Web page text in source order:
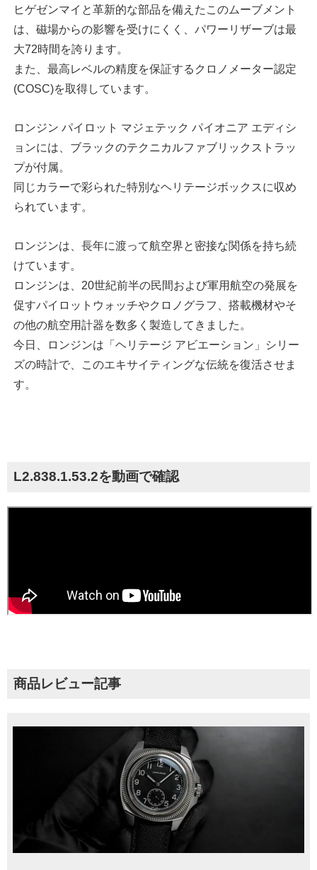
ヒゲゼンマイと革新的な部品を備えたこのムーブメント
は、磁場からの影響を受けにくく、パワーリザーブは最
大72時間を誇ります。
また、最高レベルの精度を保証するクロノメーター認定
(COSC)を取得しています。
ロンジン パイロット マジェテック パイオニア エディシ
ョンには、ブラックのテクニカルファブリックストラッ
プが付属。
同じカラーで彩られた特別なヘリテージボックスに収め
られています。
ロンジンは、長年に渡って航空界と密接な関係を持ち続
けています。
ロンジンは、20世紀前半の民間および軍用航空の発展を
促すパイロットウォッチやクロノグラフ、搭載機材やそ
の他の航空用計器を数多く製造してきました。
今日、ロンジンは「ヘリテージ アビエーション」シリー
ズの時計で、このエキサイティングな伝統を復活させま
す。
L2.838.1.53.2を動画で確認
商品レビュー記事